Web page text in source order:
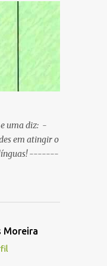
é que
vai
R: Porque a
uma diz: -
em atingir o
línguas! -------
Moreira